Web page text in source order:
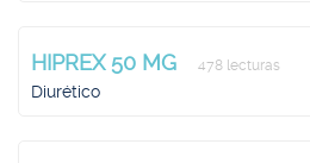
HIPREX 50 MG 478 lecturas
Diurético